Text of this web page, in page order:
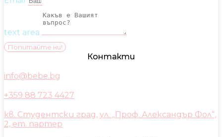
text area
Попитайте ни!
Контакти
info@bebe.bg
+359 88 723 4427
кв. Студентски град, ул. „Проф. Александър Фол“,
2, ет. партер